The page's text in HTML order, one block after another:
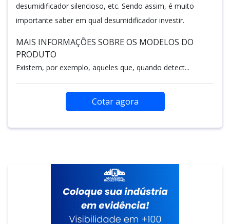
desumidificador silencioso, etc. Sendo assim, é muito
importante saber em qual desumidificador investir.
MAIS INFORMAÇÕES SOBRE OS MODELOS DO
PRODUTO
Existem, por exemplo, aqueles que, quando detect...
Cotar agora